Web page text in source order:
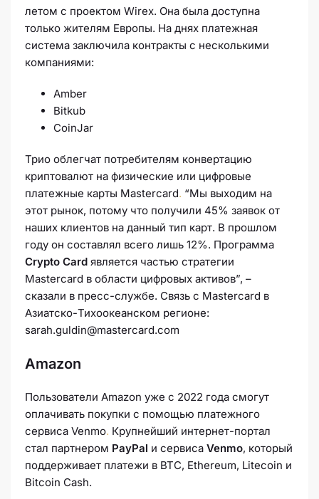
летом с проектом Wirex. Она была доступна
только жителям Европы. На днях платежная
система заключила контракты с несколькими
компаниями:
Amber
Bitkub
CoinJar
Трио облегчат потребителям конвертацию
криптовалют на физические или цифровые
платежные карты Mastercard. “Мы выходим на
этот рынок, потому что получили 45% заявок от
наших клиентов на данный тип карт. В прошлом
году он составлял всего лишь 12%. Программа
Crypto Card является частью стратегии
Mastercard в области цифровых активов”, –
сказали в пресс-службе. Связь с Mastercard в
Азиатско-Тихоокеанском регионе:
sarah.guldin@mastercard.com
Amazon
Пользователи Amazon уже c 2022 года смогут
оплачивать покупки с помощью платежного
сервиса Venmo. Крупнейший интернет-портал
стал партнером PayPal и сервиса Venmo, который
поддерживает платежи в BTC, Ethereum, Litecoin и
Bitcoin Cash.